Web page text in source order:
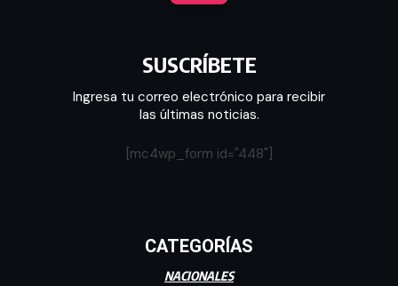
SUSCRÍBETE
Ingresa tu correo electrónico para recibir
las últimas noticias.
[mc4wp_form id="448"]
CATEGORÍAS
NACIONALES